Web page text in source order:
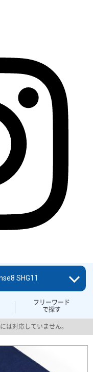
フリーワード
で探す
SHG11
は対応していません。